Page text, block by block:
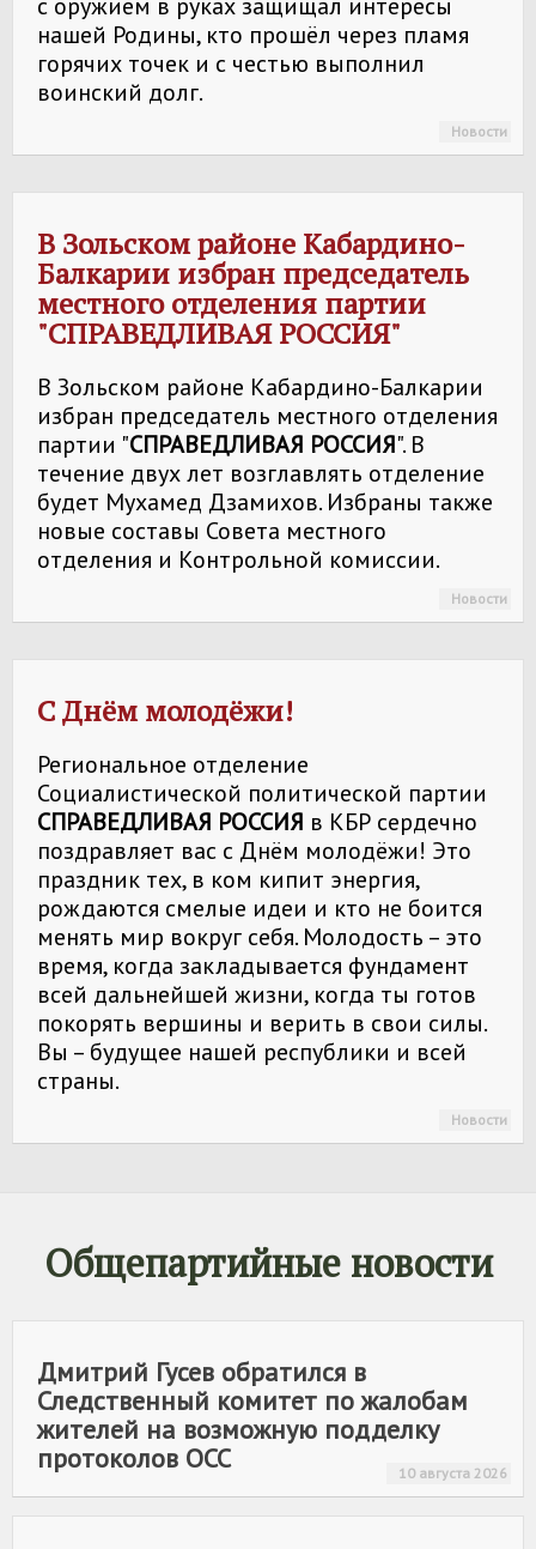
нашей Родины, кто прошёл через пламя
горячих точек и с честью выполнил
воинский долг.
Новости
В Зольском районе Кабардино-
Балкарии избран председатель
местного отделения партии
"СПРАВЕДЛИВАЯ РОССИЯ"
В Зольском районе Кабардино-Балкарии
избран председатель местного отделения
партии "СПРАВЕДЛИВАЯ РОССИЯ". В
течение двух лет возглавлять отделение
будет Мухамед Дзамихов. Избраны также
новые составы Совета местного
отделения и Контрольной комиссии.
Новости
С Днём молодёжи!
Региональное отделение
Социалистической политической партии
СПРАВЕДЛИВАЯ РОССИЯ в КБР сердечно
поздравляет вас с Днём молодёжи! Это
праздник тех, в ком кипит энергия,
рождаются смелые идеи и кто не боится
менять мир вокруг себя. Молодость – это
время, когда закладывается фундамент
всей дальнейшей жизни, когда ты готов
покорять вершины и верить в свои силы.
Вы – будущее нашей республики и всей
страны.
Новости
Общепартийные новости
Дмитрий Гусев обратился в
Следственный комитет по жалобам
жителей на возможную подделку
протоколов ОСС
10 августа 2026